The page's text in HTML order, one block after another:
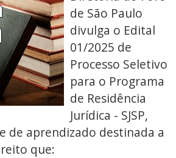
de São Paulo
divulga o Edital
01/2025 de
Processo Seletivo
para o Programa
de Residência
Jurídica - SJSP,
de aprendizado destinada a
que: